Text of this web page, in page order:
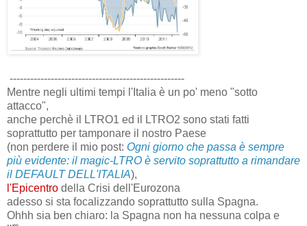
---------------------------------------------------
Mentre negli ultimi tempi l'Italia è un po' meno "sotto
attacco",
anche perchè il LTRO1 ed il LTRO2 sono stati fatti
soprattutto per tamponare il nostro Paese
(non perdere il mio post: Ogni giorno che passa è sempre
più evidente: il magic-LTRO è servito soprattutto a rimandare
il DEFAULT DELL'ITALIA),
l'Epicentro della Crisi dell'Eurozona
adesso si sta focalizzando soprattutto sulla Spagna.
Ohhh sia ben chiaro: la Spagna non ha nessuna colpa e